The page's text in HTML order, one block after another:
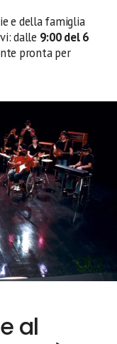
e della famiglia
dalle 9:00 del 6
pronta per
al